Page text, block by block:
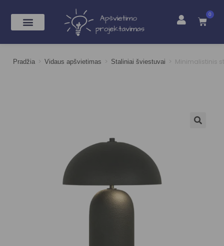
0
Pradžia > Vidaus apšvietimas > Staliniai šviestuvai > Minimalistinis